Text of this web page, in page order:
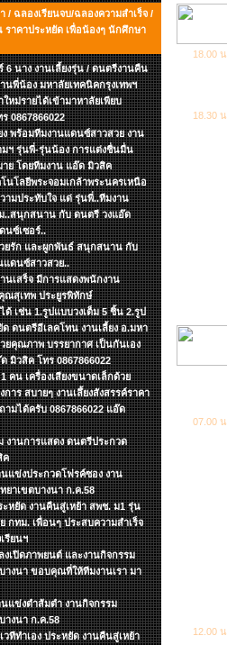
/ ฉลองเรียนจบ/ฉลองความสำเร็จ /
ราคาประหยัด เพื่อน้องๆ นักศึกษา
6 นาง งานเลี้ยงรุ่น / ดนตรีงานคืน
นพี่น้อง มหาลัยเทคนิคกรุงเทพฯ
หม่รายได้เข้ามาหาลัยเพียบ
0867866022
ง พร้อมทีมงานแดนซ์สาวสวย งาน
มฯ รุ่นพี่-รุ่นน้อง การแต่งชื่นมื่น
ย โดยทีมงาน แอ๊ด มิวสิค
นโลยีพระจอมเกล้าพระนครเหนือ
ามประทับใจ แด่ รุ่นพี่..ทีมงาน
..สนุกสนาน กับ ดนตรี วงแอ๊ด
นซ์เซอร์..
วยรัก และผูกพันธ์ สนุกสนาน กับ
แดนซ์สาวสวย..
นเสร็จ มีการแสดงพนักงาน
ณสุเทพ ประยูรพิทักษ์
เช่น 1.รูปแบบวงเต็ม 5 ชิ้น 2.รูป
ดนตรีอีเลคโทน งานเลี้ยง อ.มหา
ยคุณภาพ บรรยากาศ เป็นกันเอง
มิวสิค โทร 0867866022
คน เครื่องเสียงขนาดเล็กด้วย
าร สบายๆ งานเลึ้ยงสังสรรค์ราคา
ามได้ครับ 0867866022 แอ๊ด
งานการแสดง ดนตรีประกวด
ค
นแข่งประกวดโฟรค์ซอง งาน
ยาเขตบางนา ก.ค.58
หยัด งานคืนสู่เหย้า สพช. ม1 รุ่น
กทม. เพื่อนๆ ประสบความสำเร็จ
รียนฯ
งเปิดภาพยนต์ และงานกิจกรรม
างนา ขอบคุณที่ให้ทีมงานเรา มา
นแข่งตำส้มตำ งานกิจกรรม
างนา ก.ค.58
ทีทำเอง ประหยัด งานคืนสู่เหย้า
18.00
18.30
07.00
12.00